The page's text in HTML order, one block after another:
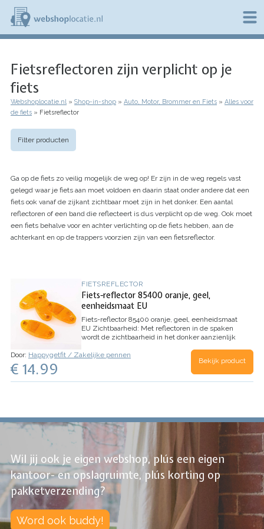
Overslaan
naar
de
b
s
h
p
l
o
a
e
.
n
l
Fietsreflectoren zijn verplicht op je
fiets
Kruimelpad
Webshoplocatie.nl Shop-in-shop Auto, Motor, Brommer en Fiets
Alles voor
de fiets
Fietsreflector
Filter producten
Ga op de fiets zo veilig mogelijk de weg op! Er zijn in de weg regels vast
gelegd waar je fiets aan moet voldoen en daarin staat onder andere dat een
fiets ook vanaf de zijkant zichtbaar moet zijn in het donker. Een aantal
reflectoren of een band die reflecteert is dus verplicht op de weg. Ook moet
een fiets behalve voor en achter verlichting op de fiets hebben, aan de
achterkant en op de trappers voorzien zijn van een fietsreflector.
FIETSREFLECTOR
Fiets-reflector 85400 oranje, geel,
eenheidsmaat EU
Fiets-reflector 85400 oranje, geel, eenheidsmaat
EU Zichtbaarheid: Met reflectoren in de spaken
wordt de zichtbaarheid in het donker aanzienlijk
4 reflectoren voor standaard fietsen ; KLEUR: De…
Door: Happygetfit / Zakelijke pennen
€ 14.99 Bekijk product
Wil jij ook je eigen webshop, plús een eigen
kantoor- en opslagruimte, plús korting op
pakketverzending?
Word ook buddy!